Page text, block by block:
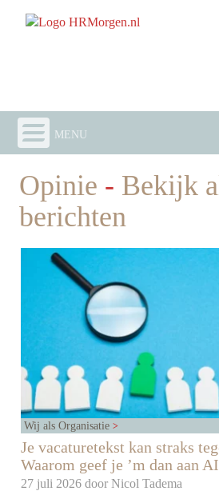
menu
Opinie - Bekijk
berichten
Wij als Organisatie
Je vacaturetekst kan straks
Waarom geef je ’m dan aan
27 juli 2026 doorNicol Tadema